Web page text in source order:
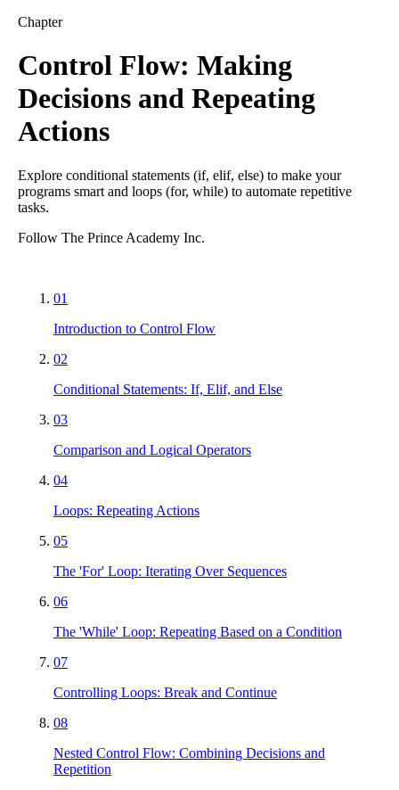
Chapter
Control Flow: Making
Decisions and Repeating
Actions
Explore conditional statements (if, elif, else) to make your
programs smart and loops (for, while) to automate repetitive
tasks.
Follow The Prince Academy Inc.
01
Introduction to Control Flow
02
Conditional Statements: If, Elif, and Else
03
Comparison and Logical Operators
04
Loops: Repeating Actions
05
The 'For' Loop: Iterating Over Sequences
06
The 'While' Loop: Repeating Based on a Condition
07
Controlling Loops: Break and Continue
08
Nested Control Flow: Combining Decisions and
Repetition